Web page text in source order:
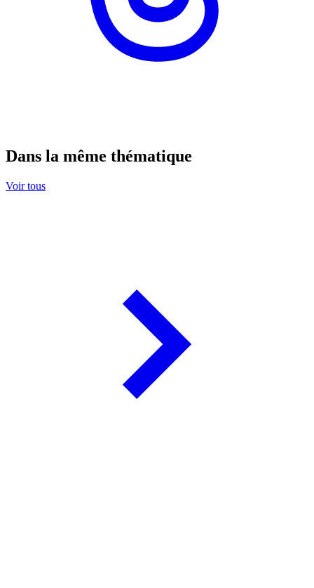
Dans la même thématique
Voir tous